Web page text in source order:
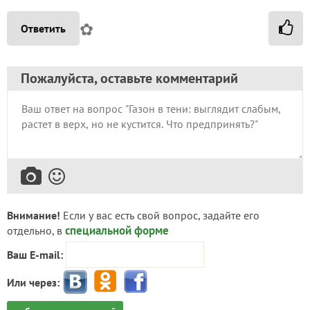
Ответить ✿
Пожалуйста, оставьте комментарий
Внимание! Если у вас есть свой вопрос, задайте его
отдельно, в специальной форме
Ваш E-mail:
Или через: